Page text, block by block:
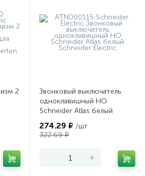
2
Звонковый выключатель
одноклавишный НО
Schneider Atlas белый
274.29 ₽ /шт
322.69 ₽
- +